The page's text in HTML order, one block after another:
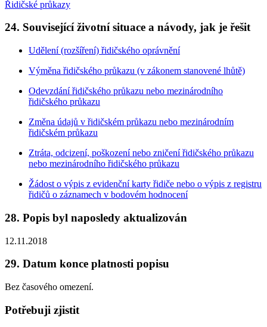
Řidičské průkazy
24. Související životní situace a návody, jak je řešit
Udělení (rozšíření) řidičského oprávnění
Výměna řidičského průkazu (v zákonem stanovené lhůtě)
Odevzdání řidičského průkazu nebo mezinárodního
řidičského průkazu
Změna údajů v řidičském průkazu nebo mezinárodním
řidičském průkazu
Ztráta, odcizení, poškození nebo zničení řidičského průkazu
nebo mezinárodního řidičského průkazu
Žádost o výpis z evidenční karty řidiče nebo o výpis z registru
řidičů o záznamech v bodovém hodnocení
28. Popis byl naposledy aktualizován
12.11.2018
29. Datum konce platnosti popisu
Bez časového omezení.
Potřebuji zjistit